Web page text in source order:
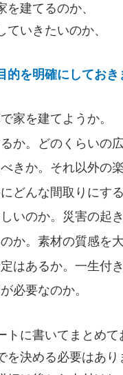
建てるのか、
いきたいのか、
を明確にしておき
家を建てようか。
か。どのくらいの
きか。それ以外の
どんな間取りにす
いのか。災害の起
か。素材の質感を
はあるか。一生付
必要なのか。
に書いてまとめて
決める必要はあり